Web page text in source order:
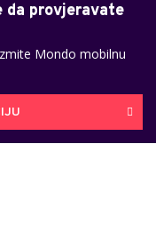
da provjeravate
Mondo mobilnu